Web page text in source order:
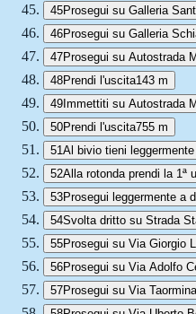
45Prosegui su Galleria
46Prosegui su Galleria
47Prosegui su Autostrada
48Prendi l'uscita143 m
49Immettiti su Autostrada
50Prendi l'uscita755 m
51Al bivio tieni
52Alla rotonda prendi la 1ª
53Prosegui leggermente a
54Svolta dritto su Strada
55Prosegui su Via Giorgio
56Prosegui su Via Adolfo
57Prosegui su Via Taormina